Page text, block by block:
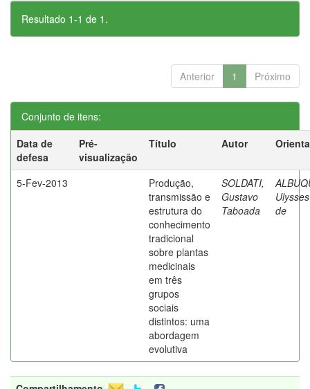
Resultado 1-1 de 1.
Anterior 1 Próximo
Conjunto de itens:
Data de
defesa
Pré-
visualização
Título Autor
5-Fev-2013
Produção,
transmissão e
estrutura do
conhecimento
tradicional
sobre plantas
medicinais
em três
grupos
sociais
distintos: uma
abordagem
evolutiva
SOLDATI,
Gustavo
Taboada
de